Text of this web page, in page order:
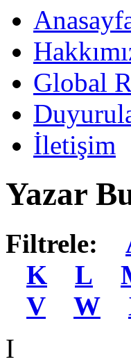
Global
İletişim
Yazar
Filtrele:
K
L
V
W
I